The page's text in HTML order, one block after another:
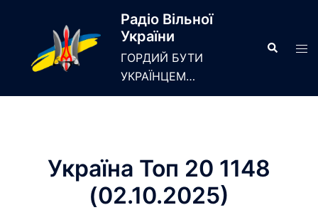
Радіо Вільної
України
ГОРДИЙ БУТИ
УКРАЇНЦЕМ…
Search
Україна Топ 20 1148
(02.10.2025)